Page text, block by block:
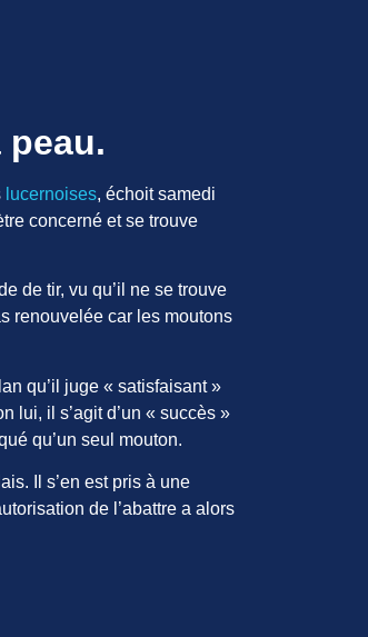
peau.
lucernoises, échoit samedi
concerné et se trouve
de tir, vu qu’il ne se trouve
renouvelée car les moutons
qu’il juge « satisfaisant »
lui, il s’agit d’un « succès »
qu’un seul mouton.
Il s’en est pris à une
de l’abattre a alors